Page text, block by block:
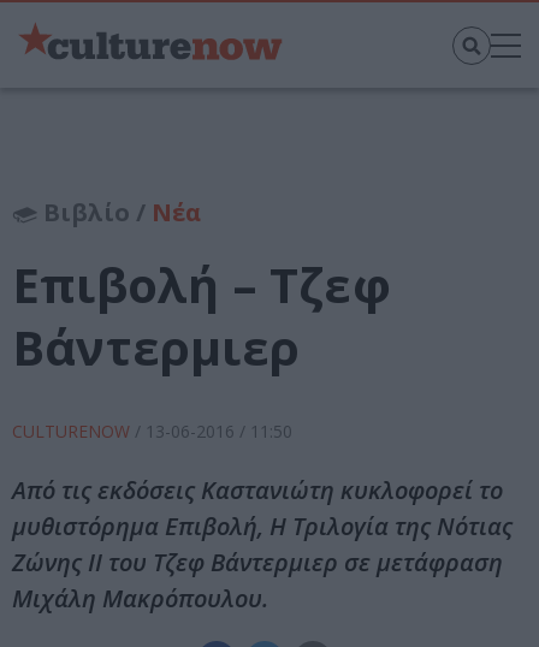
Βιβλίο / Νέα
Επιβολή – Τζεφ
Βάντερμιερ
CULTURENOW / 13-06-2016 / 11:50
Από τις εκδόσεις Καστανιώτη κυκλοφορεί το
μυθιστόρημα Επιβολή, Η Τριλογία της Νότιας
Ζώνης II του Τζεφ Βάντερμιερ σε μετάφραση
Μιχάλη Μακρόπουλου.